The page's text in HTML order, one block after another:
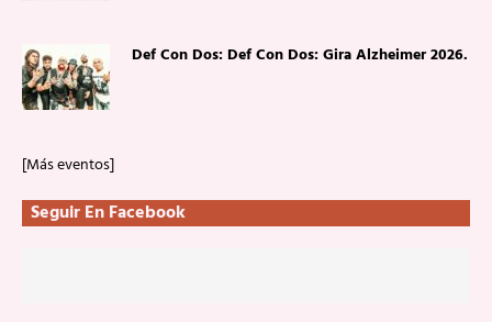
Def Con Dos: Def Con Dos: Gira Alzheimer 2026.
[Más eventos]
Seguir En Facebook